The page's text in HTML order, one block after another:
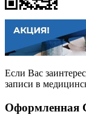
Если Вас
записи в
Оформленная